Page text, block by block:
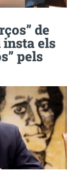
de
els
pels